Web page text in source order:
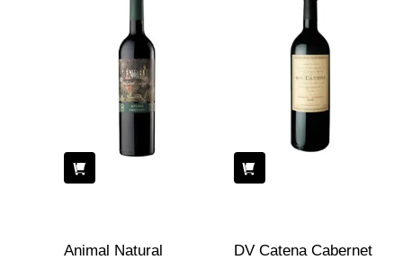
Animal Natural
DV Catena Cabernet